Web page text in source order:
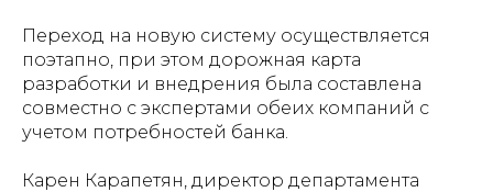
Переход на новую систему осуществляется
поэтапно, при этом дорожная карта
разработки и внедрения была составлена
совместно с экспертами обеих компаний с
учетом потребностей банка.
Карен Карапетян, директор департамента